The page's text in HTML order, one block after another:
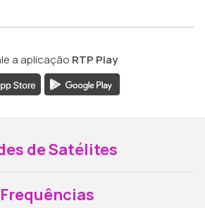
a aplicação RTP Play
de Satélites
Frequências